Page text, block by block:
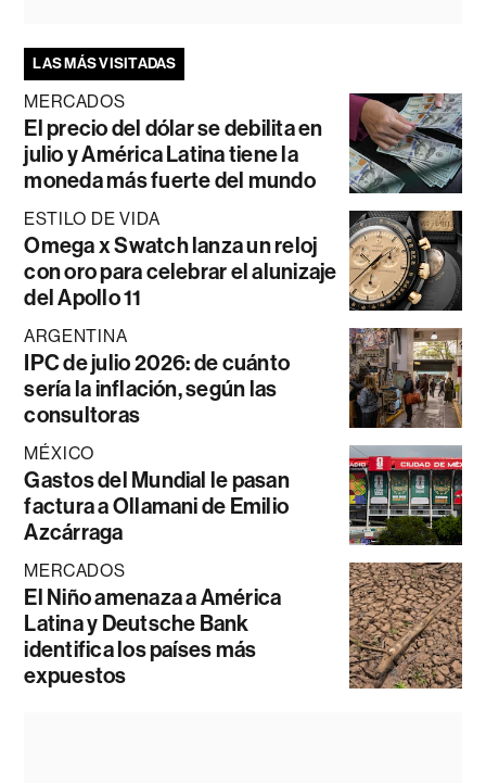
LAS MÁS VISITADAS
MERCADOS
El precio del dólar se debilita en
julio y América Latina tiene la
moneda más fuerte del mundo
ESTILO DE VIDA
Omega x Swatch lanza un reloj
con oro para celebrar el alunizaje
del Apollo 11
ARGENTINA
IPC de julio 2026: de cuánto
sería la inflación, según las
consultoras
MÉXICO
Gastos del Mundial le pasan
factura a Ollamani de Emilio
Azcárraga
MERCADOS
El Niño amenaza a América
Latina y Deutsche Bank
identifica los países más
expuestos